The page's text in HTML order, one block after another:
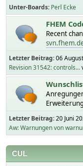
Unter-Boards Perl Ecke
FHEM
Recent
Letzter Beitrag:06
Revision 31542: controls...
Letzter Beitrag:20 Juni
Aw: Warnungen von
CUL